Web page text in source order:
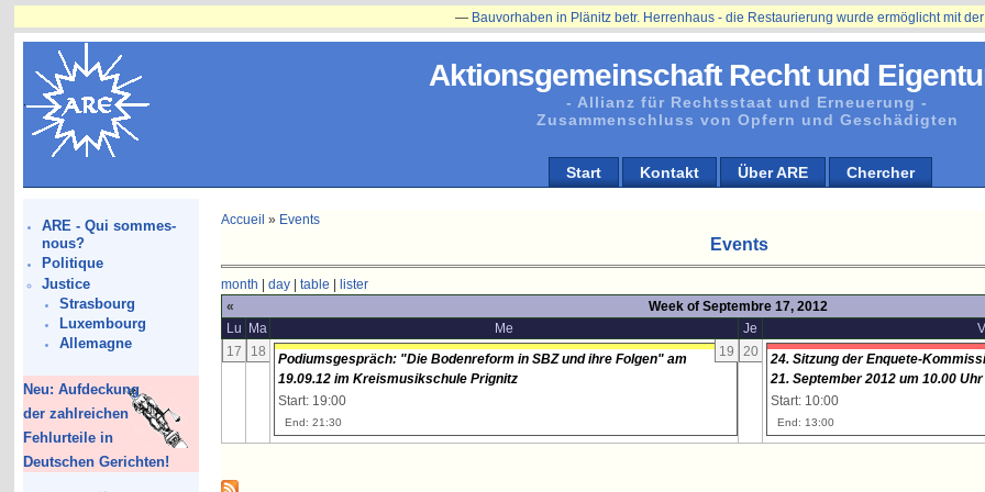
Aktionsgemeinschaft Recht und
- Allianz für Rechtsstaat und Erneuerung -
Zusammenschluss von Opfern und Geschädigten
Start Kontakt Über ARE Chercher
ARE - Qui sommes-
nous?
Politique
Justice
Strasbourg
Luxembourg
Allemagne
Neu: Aufdeckung
der zahlreichen
Fehlurteile in
Deutschen Gerichten!
Bauvorhaben in Plänitz betr. Herrenhaus - die Restaurierung wurde ermöglicht mit der
Accueil » Events
Events
month |day |table
lister
«
Week of Septembre 17, 2012
Lu
Ma Me Je
17
18 19
Podiumsgespräch: "Die Bodenreform in SBZ und ihre Folgen" am
19.09.12 im Kreismusikschule Prignitz
Start: 19:00
End: 21:30
20
24. Sitzung der Enquete-
21. September 2012 um 10.00 Uhr
Start: 10:00
End: 13:00